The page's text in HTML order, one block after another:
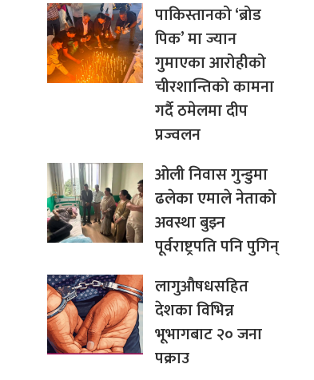
पाकिस्तानको ‘ब्रोड
पिक’ मा ज्यान
गुमाएका आरोहीको
चीरशान्तिको कामना
गर्दै ठमेलमा दीप
प्रज्वलन
ओली निवास गुन्डुमा
ढलेका एमाले नेताको
अवस्था बुझ्न
पूर्वराष्ट्रपति पनि पुगिन्
लागुऔषधसहित
देशका विभिन्न
भूभागबाट २० जना
पक्राउ